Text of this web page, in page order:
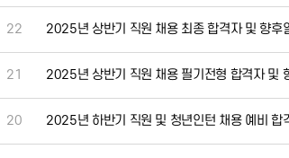
22 2025년 상반기 직원 채용 최종 합격자 및 향후
21 2025년 상반기 직원 채용 필기전형 합격자 및
20 2025년 하반기 직원 및 청년인턴 채용 예비 합